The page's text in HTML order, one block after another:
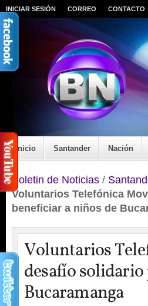
INICIAR SESIÓN CORREO CONTACTO
Inicio Santander Nación
Boletin de Noticias /
Voluntarios Telefónica
beneficiar a niños de
Voluntarios
desafío solidario
Bucaramanga